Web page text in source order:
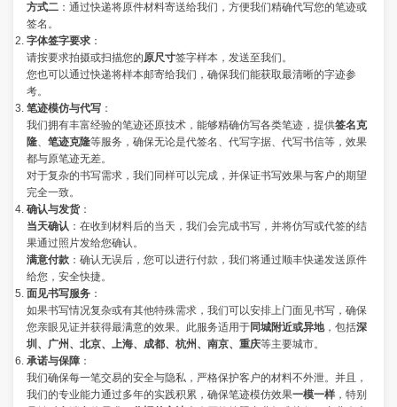
方式二 ：通过快递将原件材料寄送给我们，方便我们精确代写您的笔迹或
签名。
字体签字要求 ：
请按要求拍摄或扫描您的原尺寸签字样本，发送至我们。
您也可以通过快递将样本邮寄给我们，确保我们能获取最清晰的字迹参
考。
笔迹模仿与代写 ：
我们拥有丰富经验的笔迹还原技术，能够精确仿写各类笔迹，提供签名克
隆、 笔迹克隆等服务，确保无论是代签名、代写字据、代写书信等，效果
都与原笔迹无差。
对于复杂的书写需求，我们同样可以完成，并保证书写效果与客户的期望
完全一致。
确认与发货：
当天确认 ：在收到材料后的当天，我们会完成书写，并将仿写或代签的结
果通过照片发给您确认。
满意付款 ：确认无误后，您可以进行付款，我们将通过顺丰快递发送原件
给您，安全快捷。
面见书写服务 ：
如果书写情况复杂或有其他特殊需求，我们可以安排上门面见书写，确保
您亲眼见证并获得最满意的效果。此服务适用于同城附近或异地，包括深
圳、广州、北京、上海、成都、杭州、南京、重庆等主要城市。
承诺与保障 ：
我们确保每一笔交易的安全与隐私，严格保护客户的材料不外泄。并且，
我们的专业能力通过多年的实践积累，确保笔迹模仿效果一模一样 ，特别